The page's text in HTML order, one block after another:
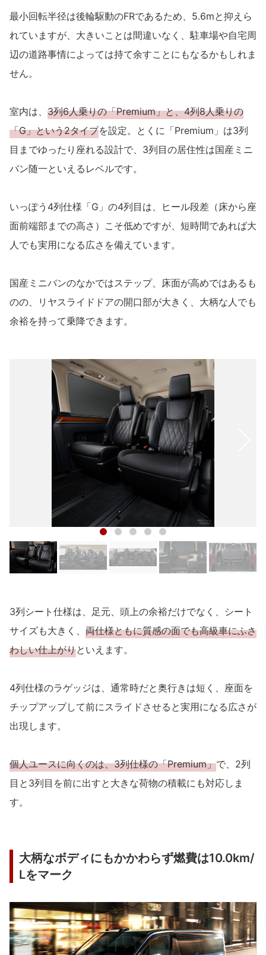
最小回転半径は後輪駆動のFRであるため、5.6mと抑えら
れていますが、大きいことは間違いなく、駐車場や自宅周
辺の道路事情によっては持て余すことにもなるかもしれま
せん。
室内は、 3列6人乗りの「Premium」と、4列8人乗りの
「G」という2タイプを設定。とくに「Premium」は3列
目までゆったり座れる設計で、3列目の居住性は国産ミニ
バン随一といえるレベルです。
いっぽう4列仕様「G」の4列目は、ヒール段差（床から座
面前端部までの高さ）こそ低めですが、短時間であれば大
人でも実用になる広さを備えています。
国産ミニバンのなかではステップ、床面が高めではあるも
のの、リヤスライドドアの開口部が大きく、大柄な人でも
余裕を持って乗降できます。
3列シート仕様は、足元、頭上の余裕だけでなく、シート
サイズも大きく、 両仕様ともに質感の面でも高級車にふさ
わしい仕上がりといえます。
4列仕様のラゲッジは、通常時だと奥行きは短く、座面を
チップアップして前にスライドさせると実用になる広さが
出現します。
個人ユースに向くのは、3列仕様の「Premium」で、2列
目と3列目を前に出すと大きな荷物の積載にも対応しま
す。
大柄なボディにもかかわらず燃費は10.0km/
Lをマーク